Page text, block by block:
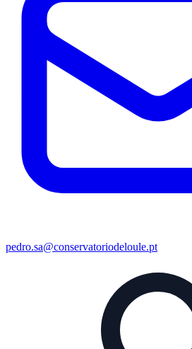
pedro.sa@conservatoriodeloule.pt